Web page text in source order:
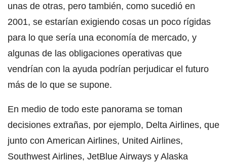
unas de otras, pero también, como sucedió en
2001, se estarían exigiendo cosas un poco rígidas
para lo que sería una economía de mercado, y
algunas de las obligaciones operativas que
vendrían con la ayuda podrían perjudicar el futuro
más de lo que se supone.
En medio de todo este panorama se toman
decisiones extrañas, por ejemplo, Delta Airlines, que
junto con American Airlines, United Airlines,
Southwest Airlines, JetBlue Airways y Alaska